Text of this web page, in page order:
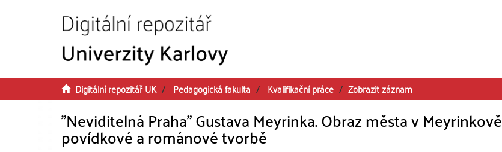
Digitální repozitář UK Pedagogická fakulta Kvalifikační práce Zobrazit záznam
"Neviditelná Praha" Gustava Meyrinka. Obraz města v Meyrinkově
povídkové a románové tvorbě